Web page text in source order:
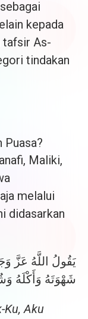
kepada
tafsir As-
tindakan
Puasa?
Maliki,
melalui
didasarkan
يَقُولُ اللَّهُ عَزَّ
شَهْوَتَهُ وَأَكْلَهُ
Ku, Aku